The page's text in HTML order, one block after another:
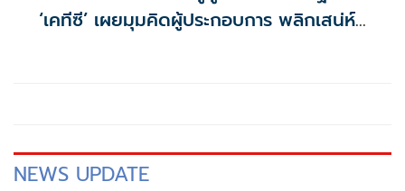
‘เคทีซี’ เผยมุมคิดผู้ประกอบการ พลิกเสน่ห์
NEWS UPDATE